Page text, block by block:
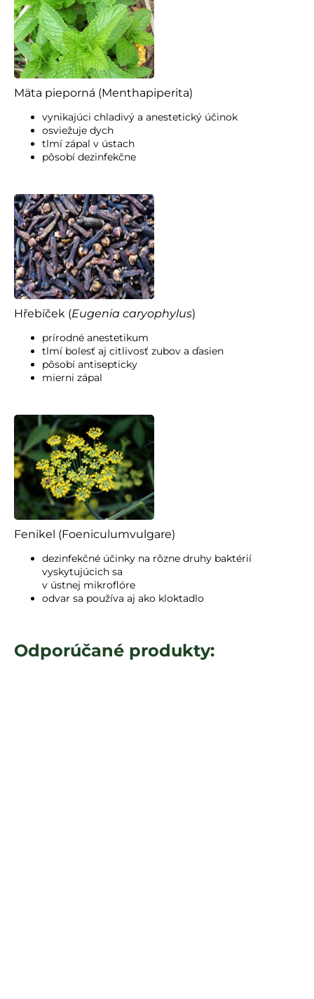
Mäta pieporná (Menthapiperita)
vynikajúci chladivý a anestetický účinok
osviežuje dych
tlmí zápal v ústach
pôsobí dezinfekčne
Hřebíček (Eugenia caryophylus)
prírodné anestetikum
tlmí bolesť aj citlivosť zubov a ďasien
pôsobí antisepticky
mierni zápal
Fenikel (Foeniculumvulgare)
dezinfekčné účinky na rôzne druhy baktérií
vyskytujúcich sa
v ústnej mikroflóre
odvar sa používa aj ako kloktadlo
Odporúčané produkty: